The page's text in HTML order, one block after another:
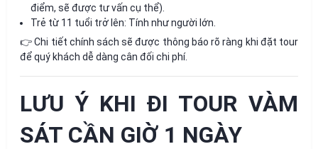
điểm, sẽ được tư vấn cụ thể).
Trẻ từ 11 tuổi trở lên: Tính như người lớn.
👉 Chi tiết chính sách sẽ được thông báo rõ ràng khi đặt tour
để quý khách dễ dàng cân đối chi phí.
LƯU Ý KHI ĐI TOUR VÀM
SÁT CẦN GIỜ 1 NGÀY